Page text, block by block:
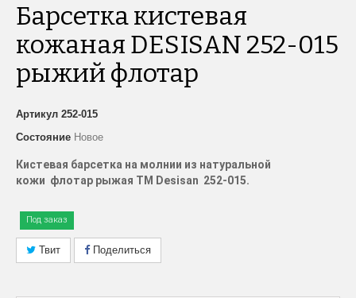
Барсетка кистевая
кожаная DESISAN 252-015
рыжий флотар
Артикул 252-015
Состояние Новое
Кистевая барсетка на молнии из натуральной
кожи флотар рыжая TM Desisan 252-015.
Под заказ
Твит Поделиться